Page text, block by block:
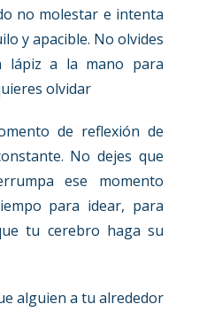
no molestar e intenta
y apacible. No olvides
a la mano para
olvidar
de reflexión de
No dejes que
ese momento
para idear, para
tu cerebro haga su
alguien a tu alrededor